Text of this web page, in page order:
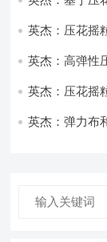
英杰：压花摇
英杰：高弹性
英杰：压花摇
英杰：弹力布